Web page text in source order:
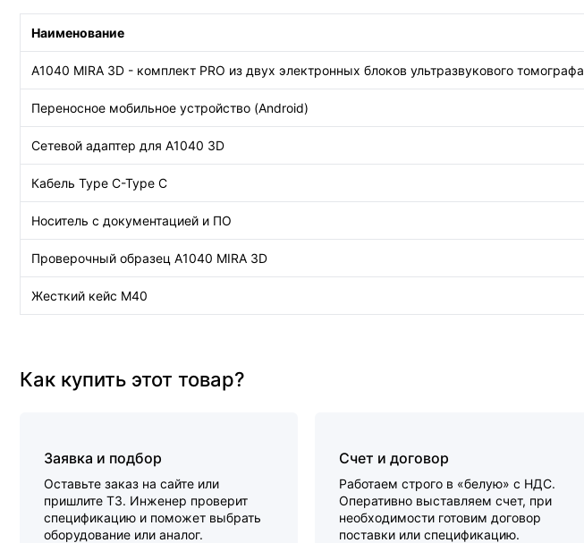
Наименование
А1040 MIRA 3D - комплект PRO из двух электронных блоков ультразвукового томографа
Переносное мобильное устройство (Android)
Сетевой адаптер для A1040 3D
Кабель Type C-Type C
Носитель с документацией и ПО
Проверочный образец А1040 MIRA 3D
Жесткий кейс М40
Как купить этот товар?
Заявка и подбор
Оставьте заказ на сайте или
пришлите ТЗ. Инженер проверит
спецификацию и поможет выбрать
оборудование или аналог.
Счет и договор
Работаем строго в «белую» с НДС.
Оперативно выставляем счет, при
необходимости готовим договор
поставки или спецификацию.